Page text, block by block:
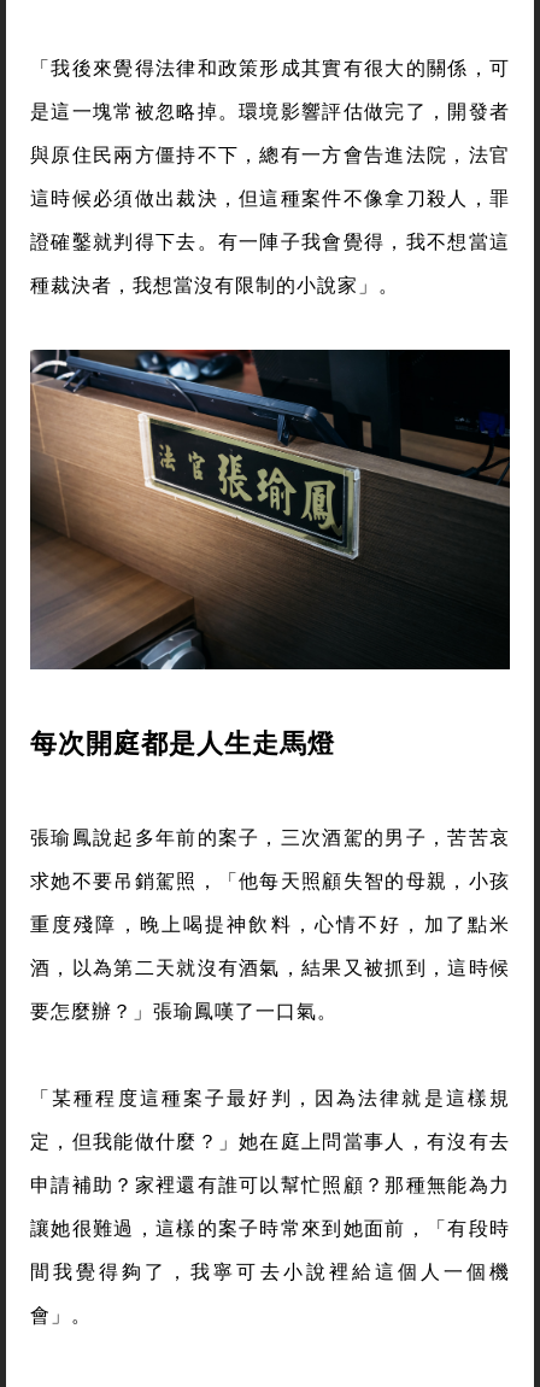
「我後來覺得法律和政策形成其實有很大的關係，可
是這一塊常被忽略掉。環境影響評估做完了，開發者
與原住民兩方僵持不下，總有一方會告進法院，法官
這時候必須做出裁決，但這種案件不像拿刀殺人，罪
證確鑿就判得下去。有一陣子我會覺得，我不想當這
種裁決者，我想當沒有限制的小說家」。
每次開庭都是人生走馬燈
張瑜鳳說起多年前的案子，三次酒駕的男子，苦苦哀
求她不要吊銷駕照，「他每天照顧失智的母親，小孩
重度殘障，晚上喝提神飲料，心情不好，加了點米
酒，以為第二天就沒有酒氣，結果又被抓到，這時候
要怎麼辦？」張瑜鳳嘆了一口氣。
「某種程度這種案子最好判，因為法律就是這樣規
定，但我能做什麼？」她在庭上問當事人，有沒有去
申請補助？家裡還有誰可以幫忙照顧？那種無能為力
讓她很難過，這樣的案子時常來到她面前，「有段時
間我覺得夠了，我寧可去小說裡給這個人一個機
會」。